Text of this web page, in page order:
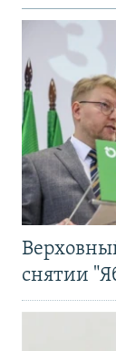
снятии